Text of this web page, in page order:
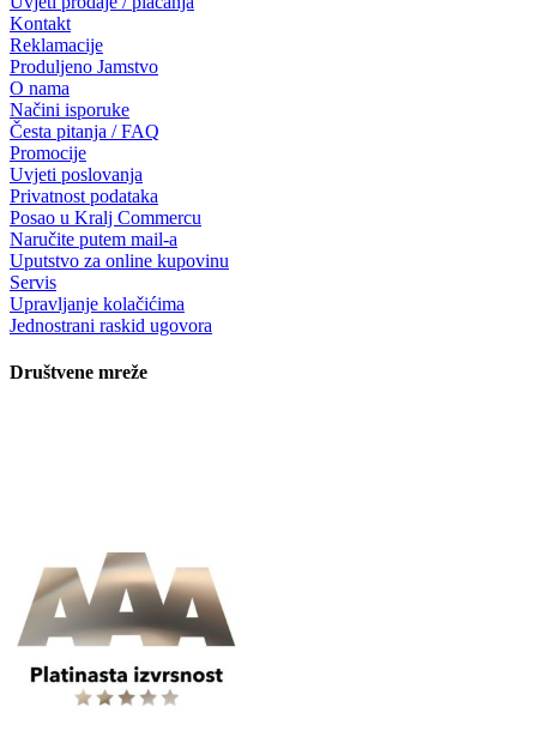
Kontakt
Reklamacije
Produljeno Jamstvo
O nama
Načini isporuke
Česta pitanja / FAQ
Promocije
Uvjeti poslovanja
Privatnost podataka
Posao u Kralj Commercu
Naručite putem mail-a
Uputstvo za online kupovinu
Servis
Upravljanje kolačićima
Jednostrani raskid ugovora
Društvene mreže